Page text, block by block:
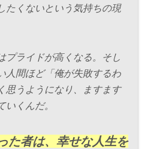
たくないという気持ちの現
プライドが高くなる。そし
人間ほど「俺が失敗するわ
思うようになり、ますます
いくんだ。
た者は、幸せな人生を